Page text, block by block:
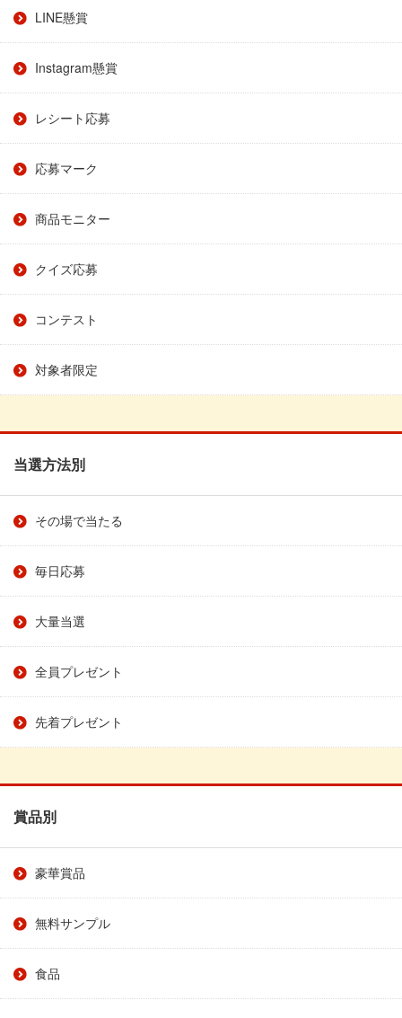
LINE懸賞
Instagram懸賞
レシート応募
応募マーク
商品モニター
クイズ応募
コンテスト
対象者限定
当選方法別
その場で当たる
毎日応募
大量当選
全員プレゼント
先着プレゼント
賞品別
豪華賞品
無料サンプル
食品